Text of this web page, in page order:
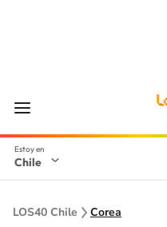
Chile
LOS40 Chile Corea